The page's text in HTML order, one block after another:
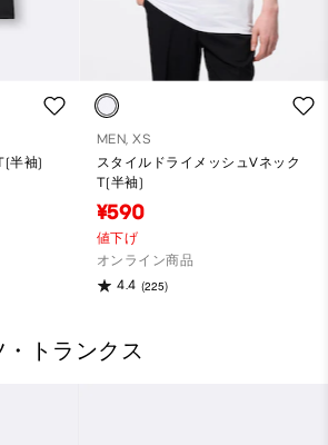
半袖)
MEN, XS
スタイルドライメッシュVネック
T(半袖)
¥590
値下げ
オンライン商品
4.4 (225)
トランクス